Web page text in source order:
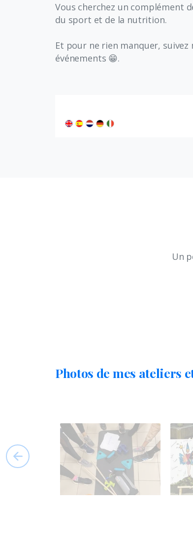
Vous cherchez un complément
du sport et de la nutrition.
Et pour ne rien manquer,
événements 😁.
Un
Photos de mes ateliers